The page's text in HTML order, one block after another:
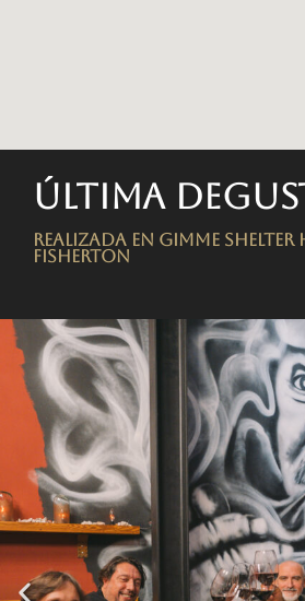
Última
Realizada en Gimme Shelter
FISHERTON